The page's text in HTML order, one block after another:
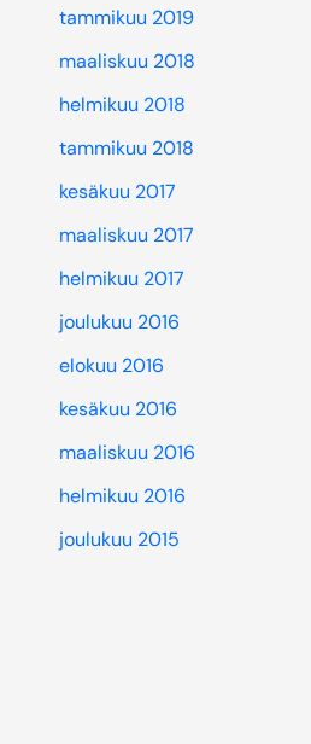
tammikuu 2019
maaliskuu 2018
helmikuu 2018
tammikuu 2018
kesäkuu 2017
maaliskuu 2017
helmikuu 2017
joulukuu 2016
elokuu 2016
kesäkuu 2016
maaliskuu 2016
helmikuu 2016
joulukuu 2015